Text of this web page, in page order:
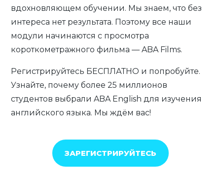
вдохновляющем обучении. Мы знаем, что без
интереса нет результата. Поэтому все наши
модули начинаются с просмотра
короткометражного фильма — ABA Films.
Регистрируйтесь БЕСПЛАТНО и попробуйте.
Узнайте, почему более 25 миллионов
студентов выбрали ABA English для изучения
английского языка. Мы ждём вас!
ЗАРЕГИСТРИРУЙТЕСЬ